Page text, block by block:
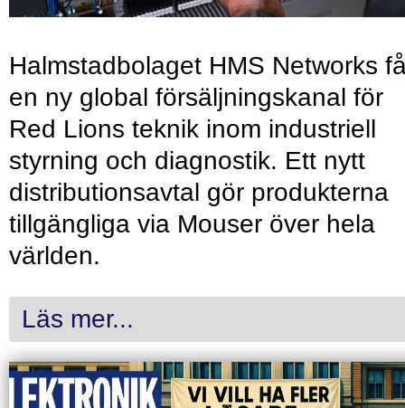
Halmstadbolaget HMS Networks
en ny global försäljningskanal för
Red Lions teknik inom industriell
styrning och diagnostik. Ett nytt
distributionsavtal gör produkterna
tillgängliga via Mouser över hela
världen.
Läs mer...